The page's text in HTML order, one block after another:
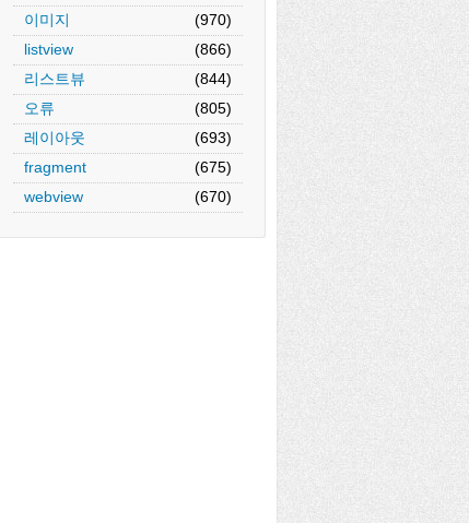
이미지
(970)
listview
(866)
리스트뷰
(844)
오류
(805)
레이아웃
(693)
fragment
(675)
webview
(670)